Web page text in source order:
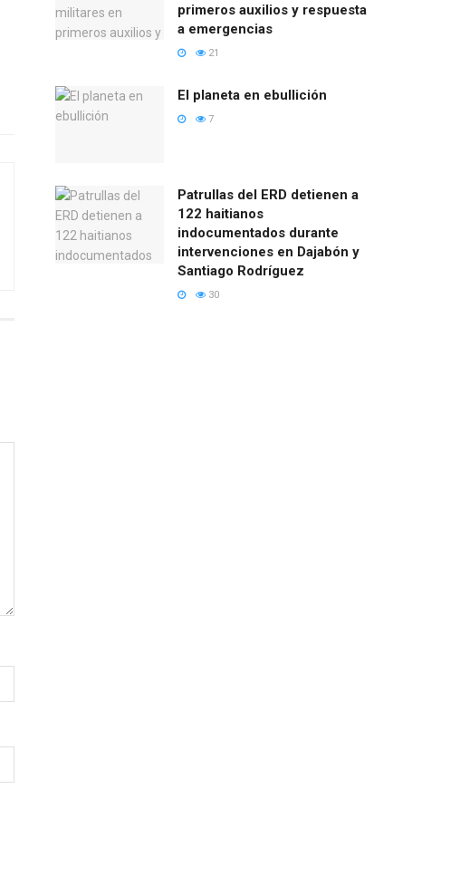
primeros auxilios y respuesta
a emergencias
21
El planeta en ebullición
7
Patrullas del ERD detienen a
122 haitianos
indocumentados durante
intervenciones en Dajabón y
Santiago Rodríguez
30